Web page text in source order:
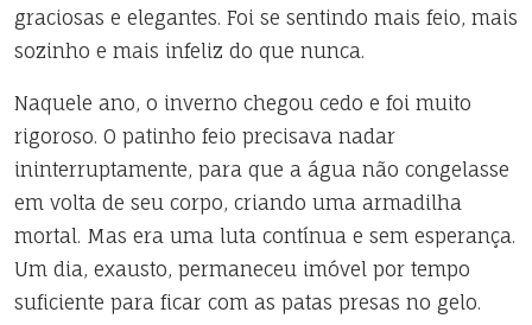
graciosas e elegantes. Foi se sentindo mais feio, mais
sozinho e mais infeliz do que nunca.
Naquele ano, o inverno chegou cedo e foi muito
rigoroso. O patinho feio precisava nadar
ininterruptamente, para que a água não congelasse
em volta de seu corpo, criando uma armadilha
mortal. Mas era uma luta contínua e sem esperança.
Um dia, exausto, permaneceu imóvel por tempo
suficiente para ficar com as patas presas no gelo.